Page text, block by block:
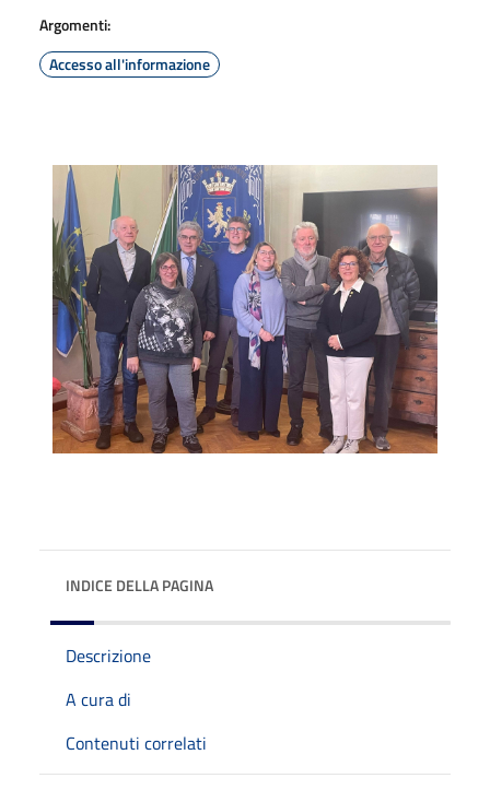
Argomenti:
Accesso all'informazione
INDICE DELLA PAGINA
Descrizione
A cura di
Contenuti correlati